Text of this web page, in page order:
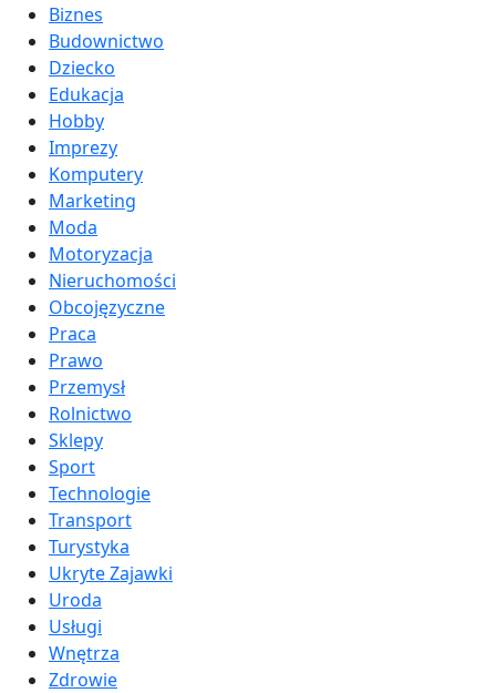
Biznes
Budownictwo
Dziecko
Edukacja
Hobby
Imprezy
Komputery
Marketing
Moda
Motoryzacja
Nieruchomości
Obcojęzyczne
Praca
Prawo
Przemysł
Rolnictwo
Sklepy
Sport
Technologie
Transport
Turystyka
Ukryte Zajawki
Uroda
Usługi
Wnętrza
Zdrowie